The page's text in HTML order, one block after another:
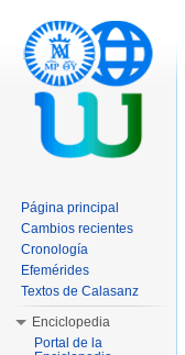
Página principal
Cambios recientes
Cronología
Efemérides
Textos de Calasanz
Enciclopedia
Portal de la